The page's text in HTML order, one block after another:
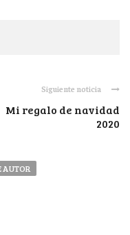
Siguiente noticia
Mi regalo de navidad
2020
AUTOR